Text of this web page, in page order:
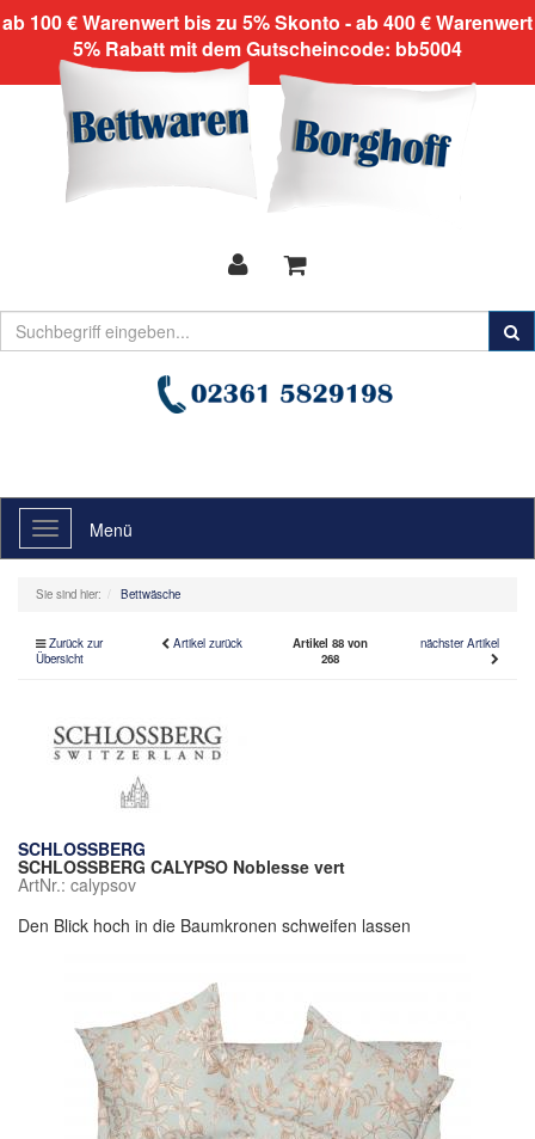
Toggle
navigation
Menü
Sie sind hier: Bettwäsche
Zurück zur
Übersicht
Artikel zurück
Artikel 88 von
268
nächster Artikel
SCHLOSSBERG
SCHLOSSBERG CALYPSO Noblesse vert
ArtNr.: calypsov
Den Blick hoch in die Baumkronen schweifen lassen
ab 100 € Warenwert bis zu 5% Skonto - ab 400 € Warenwert
5% Rabatt mit dem Gutscheincode: bb5004